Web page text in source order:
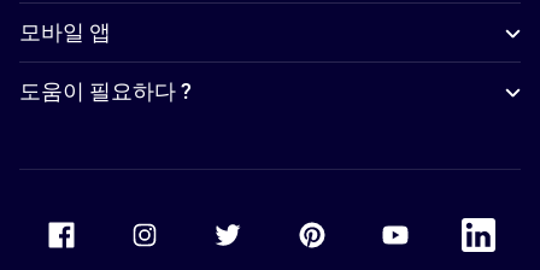
모바일 앱
도움이 필요하다 ?
Accor Youtube
Accor